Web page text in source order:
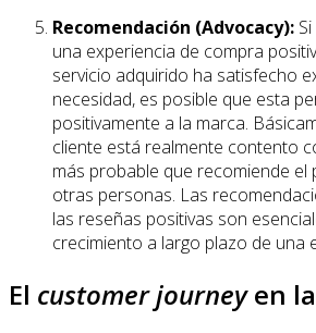
Recomendación (Advocacy):
una experiencia de compra
servicio adquirido ha satisfecho
necesidad, es posible que esta
positivamente a la marca.
cliente está realmente contento
más probable que recomiende
otras personas. Las
las reseñas positivas son
crecimiento a largo plazo de una
El customer journeyen